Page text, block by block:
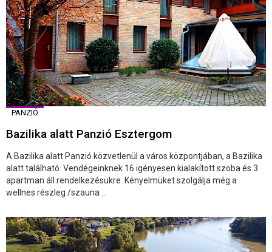
PANZIÓ
Bazilika alatt Panzió Esztergom
A Bazilika alatt Panzió közvetlenül a város központjában, a Bazilika
alatt található. Vendégeinknek 16 igényesen kialakított szoba és 3
apartman áll rendelkezésükre. Kényelmüket szolgálja még a
wellnes részleg /szauna ...